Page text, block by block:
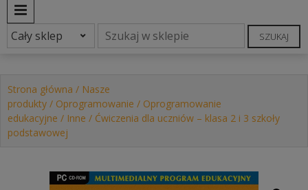
SZUKAJ
Strona główna / Nasze
produkty / Oprogramowanie / Oprogramowanie
edukacyjne / Inne / Ćwiczenia dla uczniów – klasa 2 i 3 szkoły
podstawowej